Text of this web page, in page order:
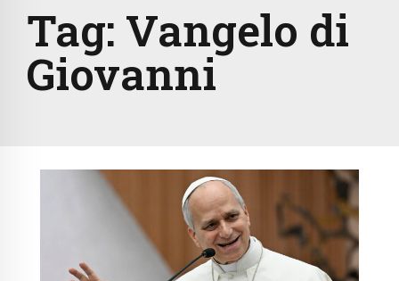
Tag: Vangelo di
Giovanni